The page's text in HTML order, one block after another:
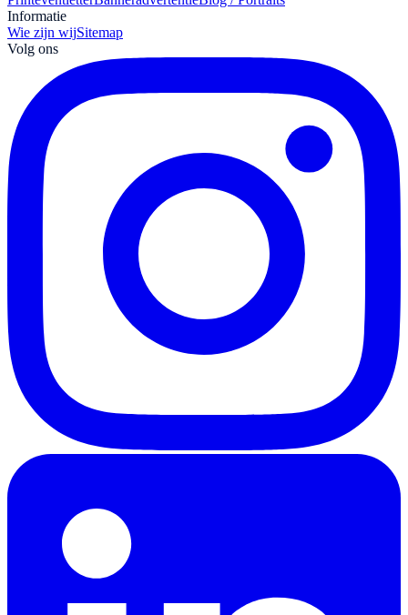
Informatie
Wie zijn wijSitemap
Volg ons